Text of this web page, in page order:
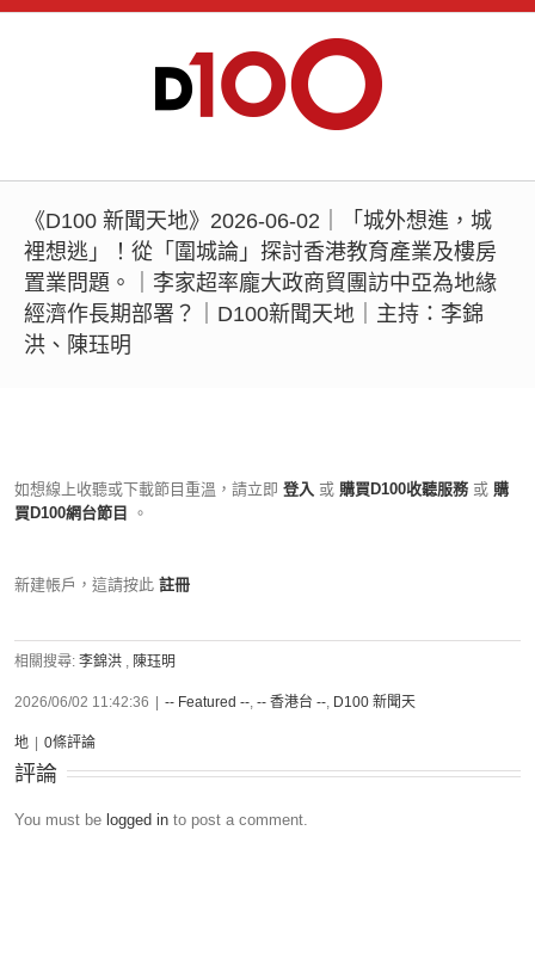
《D100 新聞天地》2026-06-02｜「城外想進，城
裡想逃」！從「圍城論」探討香港教育產業及樓房
置業問題。｜李家超率龐大政商貿團訪中亞為地緣
經濟作長期部署？｜D100新聞天地｜主持：李錦
洪、陳珏明
如想線上收聽或下載節目重溫，請立即 登入 或 購買D100收聽服務 或 購
買D100網台節目
。
新建帳戶，這請按此 註冊
相關搜尋: 李錦洪 , 陳珏明
2026/06/02 11:42:36 -- Featured --, -- 香港台 --, D100 新聞天
地 0條評論
評論
You must be logged in to post a comment.